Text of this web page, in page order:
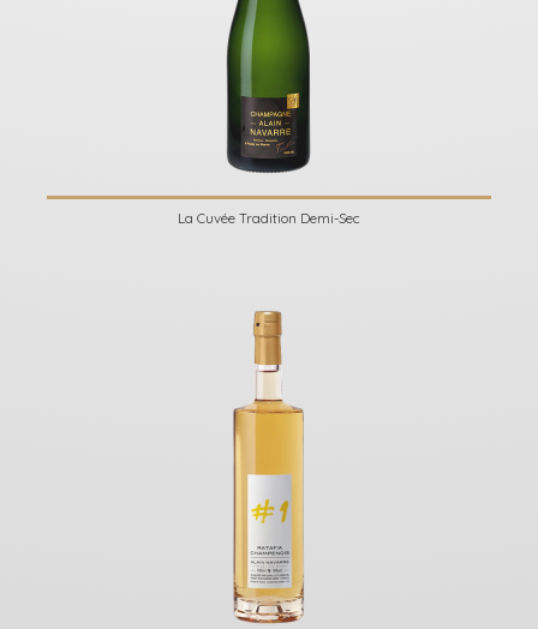
La Cuvée Tradition Demi-Sec